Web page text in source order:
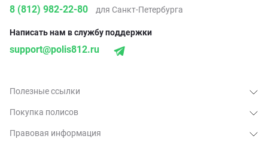
Полезные ссылки
Покупка полисов
Правовая информация
8 (812) 982-22-80 для Санкт-Петербурга
Написать нам в службу поддержки
support@polis812.ru